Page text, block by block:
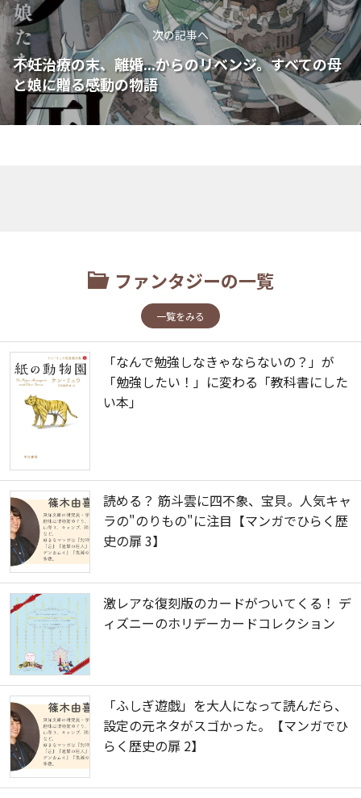
次の記事へ
不妊治療の末、離婚...からのリベンジ。すべての母
と娘に贈る感動の物語
ファンタジーの一覧
一覧をみる
「なんで勉強しなきゃならないの？」が
「勉強したい！」に変わる「教科書にした
い本」
読める？ 筋斗雲に四不象、宝貝。人気キャ
ラの"のりもの"に注目【マンガでひらく歴
史の扉 3】
激レアな復刻版のカードがついてくる！ デ
ィズニーのホリデーカードコレクション
「ふしぎ遊戯」を大人になって読んだら、
設定の元ネタがスゴかった。【マンガでひ
らく歴史の扉 2】